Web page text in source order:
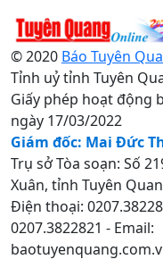
© 2020 Báo Tuyên
Tỉnh uỷ tỉnh Tuyên
Giấy phép hoạt động
ngày 17/03/2022
Giám đốc: Mai Đức
Trụ sở Tòa soạn: Số
Xuân, tỉnh Tuyên
Điện thoại:
0207.3822821 - Email: